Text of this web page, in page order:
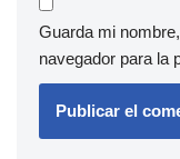
Guarda mi
navegador para la